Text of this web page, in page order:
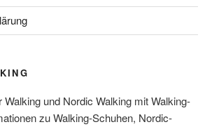
Walking und Nordic Walking mit Walking-
zu Walking-Schuhen, Nordic-